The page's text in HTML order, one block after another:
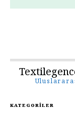
KATEGORILER